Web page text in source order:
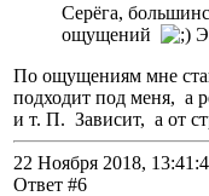
Серёга,
ощущений
По ощущениям мне
подходит под меня, а
и т. П. Зависит, а от
22 Ноября 2018,
Ответ #6